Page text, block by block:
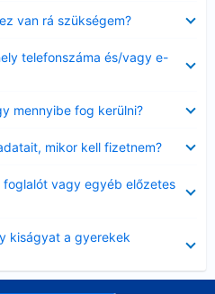
van rá szükségem?
telefonszáma és/vagy e-
mennyibe fog kerülni?
mikor kell fizetnem?
foglalót vagy egyéb előzetes
kiságyat a gyerekek